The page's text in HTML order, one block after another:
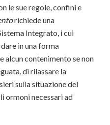
le sue regole, confini e
richiede una
Integrato, i cui
in una forma
alcun contenimento se non
di rilassare la
sulla situazione del
ormoni necessari ad